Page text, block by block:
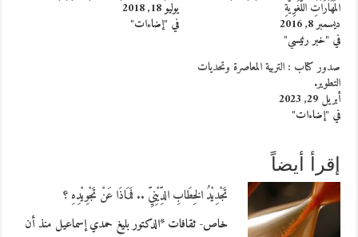
المَهَارَاتِ اللُّغَوِيَّةِ
ديسمبر 8, 2016
في "خبر رئيسي"
يوليو 18, 2018
في "إضاءات"
صدور كتاب : التربية المعاصرة وتحديات
التطوير.
أبريل 29, 2023
في "إضاءات"
إقرأ أيضاً
تَجْدِيْدُ الخِطَابِ الدِّيْنِيِّ .. فَمَاذَا عَنْ تَجْوِيْدِهِ ؟
خاص- ثقافات *الدكتور بليغ حمدي إسماعيل منذ أن